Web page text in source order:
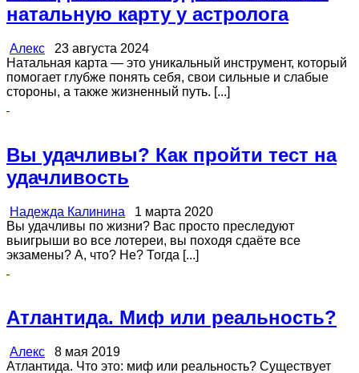
натальную карту у астролога
Алекс 23 августа 2024
Натальная карта — это уникальный инструмент, который
помогает глубже понять себя, свои сильные и слабые
стороны, а также жизненный путь. [...]
Вы удачливы? Как пройти тест на
удачливость
Надежда Калинина 1 марта 2020
Вы удачливы по жизни? Вас просто преследуют
выигрыши во все лотереи, вы походя сдаёте все
экзамены? А, что? Не? Тогда [...]
Атлантида. Миф или реальность?
Алекс 8 мая 2019
Атлантида. Что это: миф или реальность? Существует